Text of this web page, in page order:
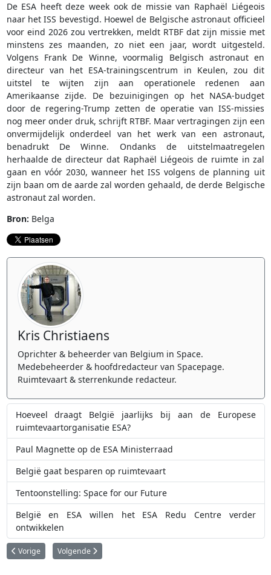
De ESA heeft deze week ook de missie van Raphaël Liégeois
naar het ISS bevestigd. Hoewel de Belgische astronaut officieel
voor eind 2026 zou vertrekken, meldt RTBF dat zijn missie met
minstens zes maanden, zo niet een jaar, wordt uitgesteld.
Volgens Frank De Winne, voormalig Belgisch astronaut en
directeur van het ESA-trainingscentrum in Keulen, zou dit
uitstel te wijten zijn aan operationele redenen aan
Amerikaanse zijde. De bezuinigingen op het NASA-budget
door de regering-Trump zetten de operatie van ISS-missies
nog meer onder druk, schrijft RTBF. Maar vertragingen zijn een
onvermijdelijk onderdeel van het werk van een astronaut,
benadrukt De Winne. Ondanks de uitstelmaatregelen
herhaalde de directeur dat Raphaël Liégeois de ruimte in zal
gaan en vóór 2030, wanneer het ISS volgens de planning uit
zijn baan om de aarde zal worden gehaald, de derde Belgische
astronaut zal worden.
Bron: Belga
Kris Christiaens
Oprichter & beheerder van Belgium in Space.
Medebeheerder & hoofdredacteur van Spacepage.
Ruimtevaart & sterrenkunde redacteur.
Hoeveel draagt België jaarlijks bij aan de Europese
ruimtevaartorganisatie ESA?
Paul Magnette op de ESA Ministerraad
België gaat besparen op ruimtevaart
Tentoonstelling: Space for our Future
België en ESA willen het ESA Redu Centre verder
ontwikkelen
Vorig artikel: Een ongewone stofstorm op Mars onthult hoe de Rode
Vorige Volgende artikel: Klaar om je carrière te starten? De ESA-
Volgende